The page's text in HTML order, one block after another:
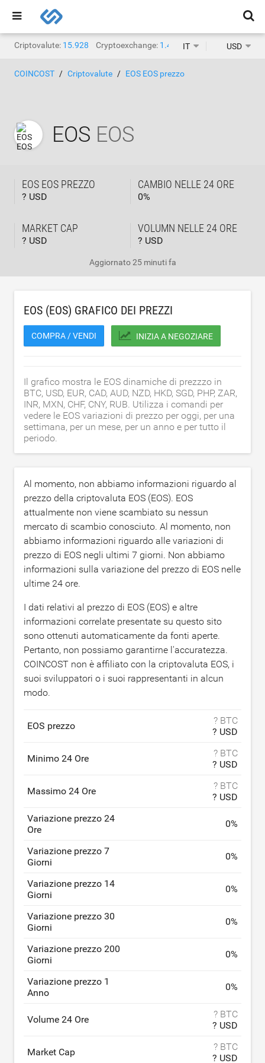
Criptovalute: 15.928 Cryptoexchange: 1.471 IT USD
COINCOST Criptovalute EOS EOS prezzo
EOS EOS
EOS EOS PREZZO
? USD
CAMBIO NELLE 24 ORE
0%
MARKET CAP
? USD
VOLUMN NELLE 24 ORE
? USD
Aggiornato25 minuti fa
EOS (EOS) GRAFICO DEI PREZZI
COMPRA / VENDI INIZIA A NEGOZIARE
Il grafico mostra le EOS dinamiche di prezzzo in
BTC, USD, EUR, CAD, AUD, NZD, HKD, SGD, PHP, ZAR,
INR, MXN, CHF, CNY, RUB. Utilizza i comandi per
vedere le EOS variazioni di prezzo per oggi, per una
settimana, per un mese, per un anno e per tutto il
periodo.
Al momento, non abbiamo informazioni riguardo al
prezzo della criptovaluta EOS (EOS). EOS
attualmente non viene scambiato su nessun
mercato di scambio conosciuto. Al momento, non
abbiamo informazioni riguardo alle variazioni di
prezzo di EOS negli ultimi 7 giorni. Non abbiamo
informazioni sulla variazione del prezzo di EOS nelle
ultime 24 ore.
I dati relativi al prezzo di EOS (EOS) e altre
informazioni correlate presentate su questo sito
sono ottenuti automaticamente da fonti aperte.
Pertanto, non possiamo garantirne l'accuratezza.
COINCOST non è affiliato con la criptovaluta EOS, i
suoi sviluppatori o i suoi rappresentanti in alcun
modo.
EOS prezzo
? BTC
? USD
Minimo 24 Ore
? BTC
? USD
Massimo 24 Ore
? BTC
? USD
Variazione prezzo 24
Ore
0%
Variazione prezzo 7
Giorni
0%
Variazione prezzo 14
Giorni
0%
Variazione prezzo 30
Giorni
0%
Variazione prezzo 200
Giorni
0%
Variazione prezzo 1
Anno
0%
Volume 24 Ore
? BTC
? USD
Market Cap
? BTC
? USD